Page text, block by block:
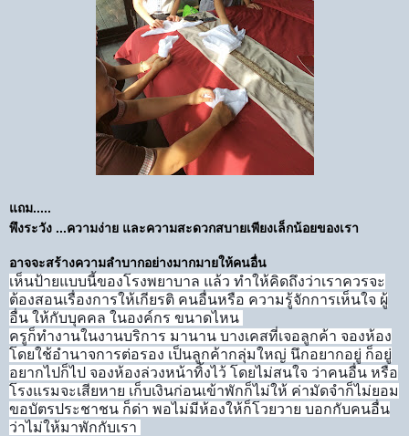
แถม.....
พึงระวัง ...ความง่าย และความสะดวกสบายเพียงเล็กน้อยของเรา
อาจจะสร้างความลำบากอย่างมากมายให้คนอื่น
เห็นป้ายแบบนี้ของโรงพยาบาล แล้ว ทำให้คิดถึงว่าเราควรจะ
ต้องสอนเรื่องการให้เกียรติ คนอื่นหรือ ความรู้จักการเห็นใจ ผู้
อื่น ให้กับบุคคล ในองค์กร ขนาดไหน
ครูก็ทำงานในงานบริการ มานาน บางเคสที่เจอลูกค้า จองห้อง
โดยใช้อำนาจการต่อรอง เป็นลูกค้ากลุ่มใหญ่ นึกอยากอยู่ ก็อยู่
อยากไปก็ไป จองห้องล่วงหน้าทิ้งไว้ โดยไม่สนใจ ว่าคนอื่น หรือ
โรงแรมจะเสียหาย เก็บเงินก่อนเข้าพักก็ไม่ให้ ค่ามัดจำก็ไม่ยอม
ขอบัตรประชาชน ก็ด่า พอไม่มีห้องให้ก็โวยวาย บอกกับคนอื่น
ว่าไม่ให้มาพักกับเรา